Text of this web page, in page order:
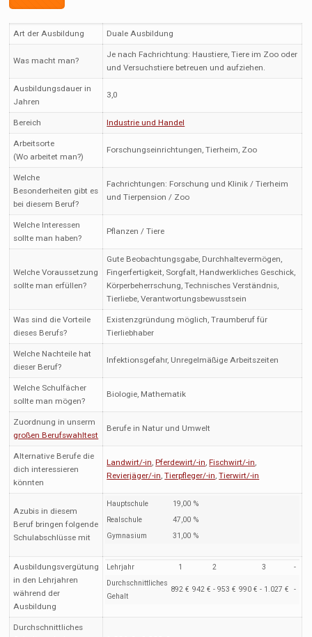
Art der Ausbildung Duale Ausbildung
Was macht man?
Je nach Fachrichtung: Haustiere, Tiere im Zoo oder
und Versuchstiere betreuen und aufziehen.
Ausbildungsdauer in
Jahren
3,0
Bereich Industrie und Handel
Arbeitsorte
(Wo arbeitet man?)
Forschungseinrichtungen, Tierheim, Zoo
Welche
Besonderheiten gibt es
bei diesem Beruf?
Fachrichtungen: Forschung und Klinik / Tierheim
und Tierpension / Zoo
Welche Interessen
sollte man haben?
Pflanzen / Tiere
Welche Voraussetzung
sollte man erfüllen?
Gute Beobachtungsgabe, Durchhaltevermögen,
Fingerfertigkeit, Sorgfalt, Handwerkliches Geschick,
Körperbeherrschung, Technisches Verständnis,
Tierliebe, Verantwortungsbewusstsein
Was sind die Vorteile
dieses Berufs?
Existenzgründung möglich, Traumberuf für
Tierliebhaber
Welche Nachteile hat
dieser Beruf?
Infektionsgefahr, Unregelmäßige Arbeitszeiten
Welche Schulfächer
sollte man mögen?
Biologie, Mathematik
Zuordnung in unserm
großen Berufswahltest
Berufe in Natur und Umwelt
Alternative Berufe die
dich interessieren
könnten
Landwirt/-in,Pferdewirt/-in,Fischwirt/-in,
Revierjäger/-in,Tierpfleger/-in,Tierwirt/-in
Azubis in diesem
Beruf bringen folgende
Schulabschlüsse mit
Hauptschule
19,00 %
Realschule
47,00 %
Gymnasium
31,00 %
Ausbildungsvergütung
in den Lehrjahren
während der
Ausbildung
Lehrjahr 1 2 3
-
Durchschnittliches
Gehalt
892 € 942 € - 953 € 990 € - 1.027 € -
Durchschnittliches